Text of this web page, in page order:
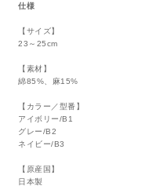
仕様
【サイズ】
23～25cm
【素材】
綿85%、麻15%
【カラー／型番】
アイボリー/B1
グレー/B2
ネイビー/B3
【原産国】
日本製